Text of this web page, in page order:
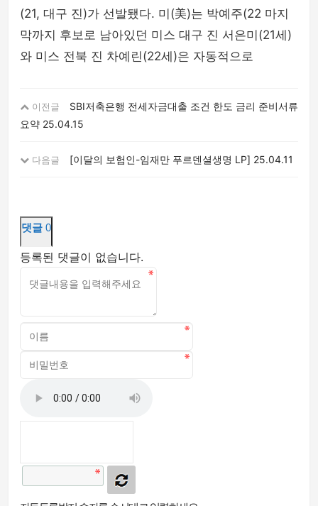
(21, 대구 진)가 선발됐다. 미(美)는 박예주(22 마지
막까지 후보로 남아있던 미스 대구 진 서은미(21세)
와 미스 전북 진 차예린(22세)은 자동적으로
이전글
SBI저축은행 전세자금대출 조건 한도 금리 준비서류
요약 25.04.15
다음글 [이달의 보험인-임재만 푸르덴셜생명 LP] 25.04.11
댓글 0
등록된 댓글이 없습니다.